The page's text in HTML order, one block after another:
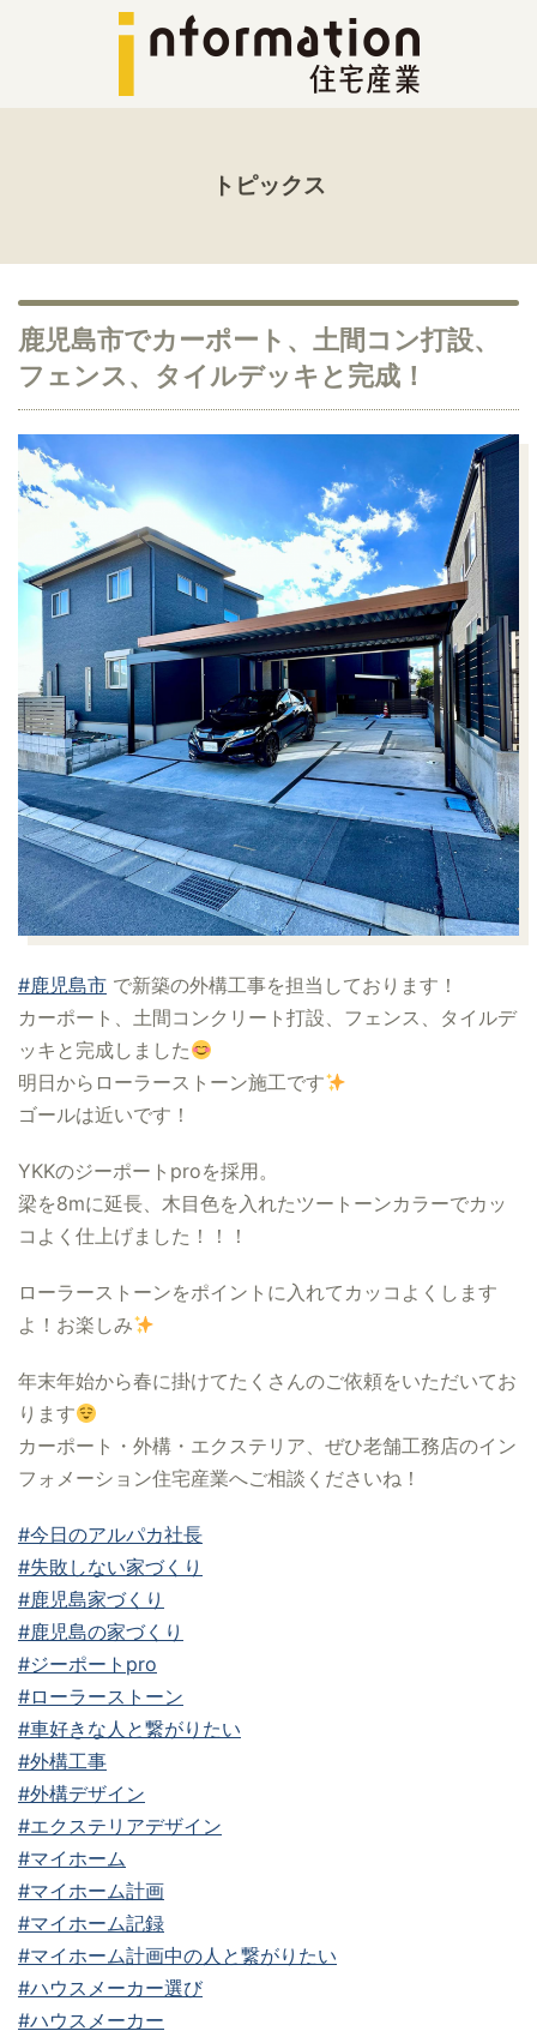
トピックス
鹿児島市でカーポート、土間コン打設、
フェンス、タイルデッキと完成！
#鹿児島市 で新築の外構工事を担当しております！
カーポート、土間コンクリート打設、フェンス、タイルデ
ッキと完成しました
明日からローラーストーン施工です
ゴールは近いです！
YKKのジーポートproを採用。
梁を8mに延長、木目色を入れたツートーンカラーでカッ
コよく仕上げました！！！
ローラーストーンをポイントに入れてカッコよくします
よ！お楽しみ
年末年始から春に掛けてたくさんのご依頼をいただいてお
ります
カーポート・外構・エクステリア、ぜひ老舗工務店のイン
フォメーション住宅産業へご相談くださいね！
#今日のアルパカ社長
#失敗しない家づくり
#鹿児島家づくり
#鹿児島の家づくり
#ジーポートpro
#ローラーストーン
#車好きな人と繋がりたい
#外構工事
#外構デザイン
#エクステリアデザイン
#マイホーム
#マイホーム計画
#マイホーム記録
#マイホーム計画中の人と繋がりたい
#ハウスメーカー選び
#ハウスメーカー